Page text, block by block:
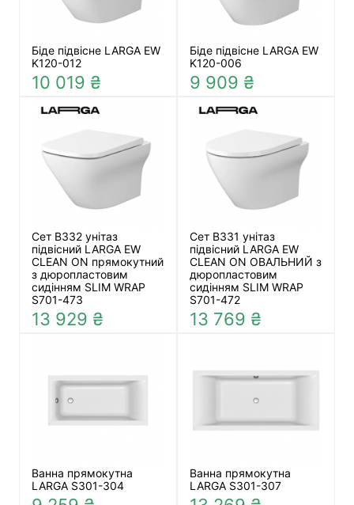
Біде підвісне LARGA EW
K120-012
10 019 ₴
Біде підвісне LARGA EW
K120-006
9 909 ₴
Сет В332 унітаз
підвісний LARGA EW
CLEAN ON прямокутний
з дюропластовим
сидінням SLIM WRAP
S701-473
13 929 ₴
Сет В331 унітаз
підвісний LARGA EW
CLEAN ON ОВАЛЬНИЙ з
дюропластовим
сидінням SLIM WRAP
S701-472
13 769 ₴
Ванна прямокутна
LARGA S301-304
Ванна прямокутна
LARGA S301-307